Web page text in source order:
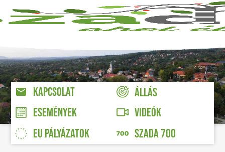
KAPCSOLAT
ÁLLÁS
ESEMÉNYEK
VIDEÓK
EU PÁLYÁZATOK
SZADA 700